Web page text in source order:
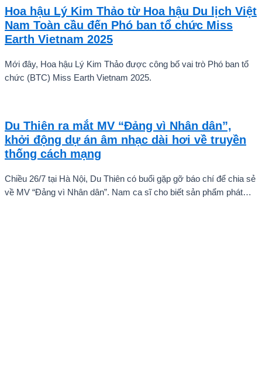
ấn tượng mạnh với giọng hát trữ tình sâu lắng, mang đậm hơi thở
quê hương.
Hoa hậu Lý Kim Thảo từ Hoa hậu Du lịch Việt
Nam Toàn cầu đến Phó ban tổ chức Miss
Earth Vietnam 2025
Mới đây, Hoa hậu Lý Kim Thảo được công bố vai trò Phó ban tổ
chức (BTC) Miss Earth Vietnam 2025.
Du Thiên ra mắt MV “Đảng vì Nhân dân”,
khởi động dự án âm nhạc dài hơi về truyền
thống cách mạng
Chiều 26/7 tại Hà Nội, Du Thiên có buổi gặp gỡ báo chí để chia sẻ
về MV “Đảng vì Nhân dân”. Nam ca sĩ cho biết sản phẩm phát